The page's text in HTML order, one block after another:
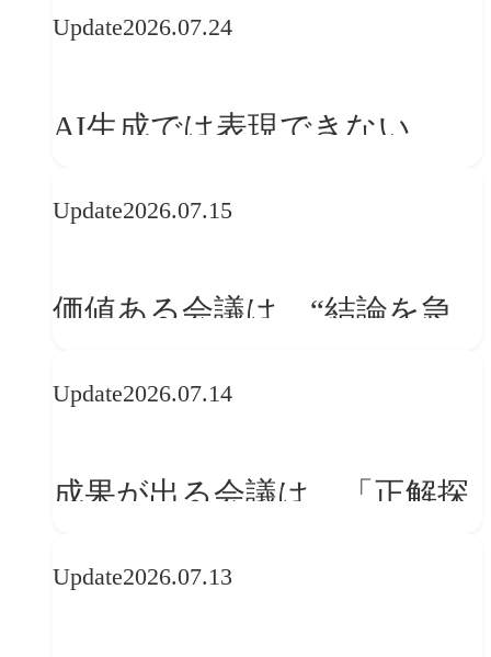
レンドに見る「人間中心」へ
Update2026.07.24
AI生成では表現できない
望
Update2026.07.15
価値ある会議は、“結論を急
場”である
Update2026.07.14
成果が出る会議は、「正解探
Update2026.07.13